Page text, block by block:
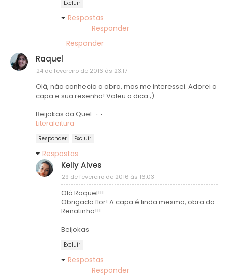
Excluir
Respostas
Responder
Responder
Raquel
24 de fevereiro de 2016 às 23:17
Olá, não conhecia a obra, mas me interessei. Adorei a
capa e sua resenha! Valeu a dica ;)
Beijokas da Quel ¬¬
Literaleitura
Responder Excluir
Respostas
Kelly Alves
29 de fevereiro de 2016 às 16:03
Olá Raquel!!!
Obrigada flor! A capa é linda mesmo, obra da
Renatinha!!!
Beijokas
Excluir
Respostas
Responder